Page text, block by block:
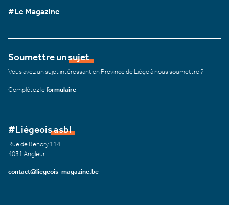
#Le Magazine
Soumettre un sujet
Vous avez un sujet intéressant en Province de Liège à nous soumettre ?
Complétez leformulaire
#Liégeois asbl
Rue de Renory 114
4031 Angleur
contact@liegeois-magazine.be